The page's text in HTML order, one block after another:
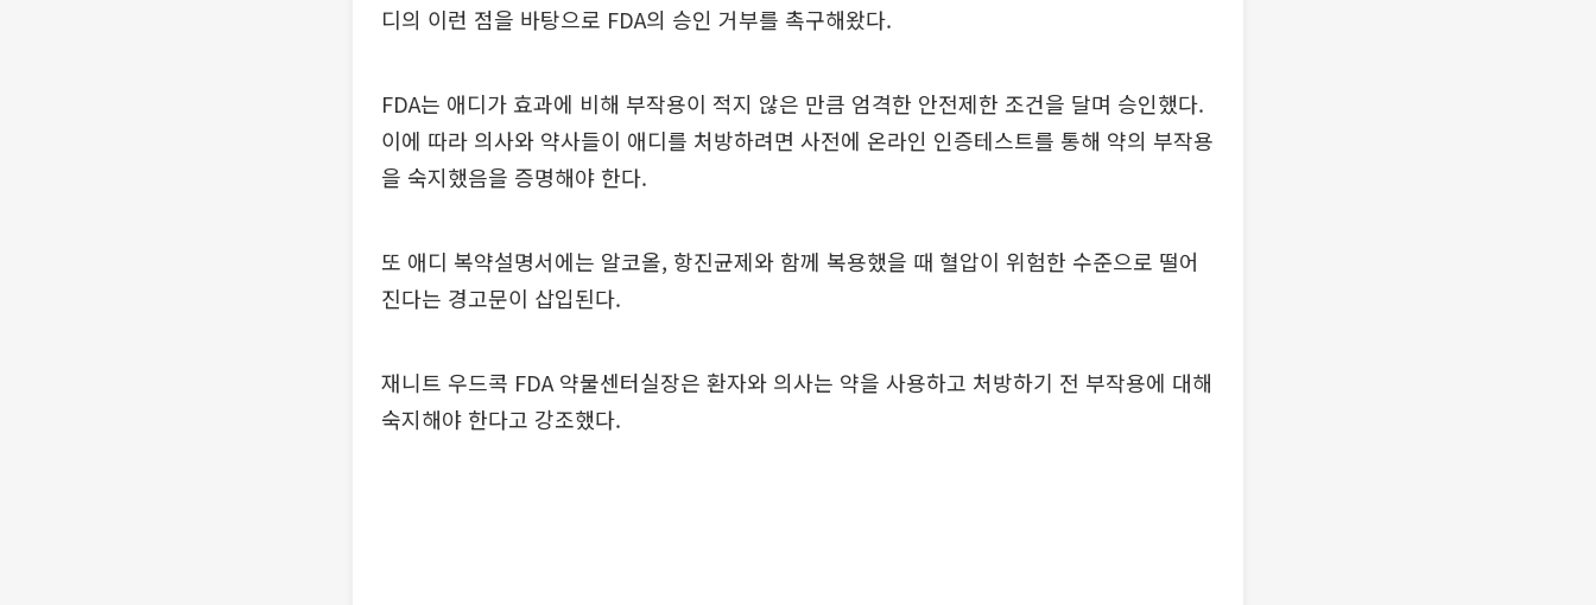
디의 이런 점을 바탕으로 FDA의 승인 거부를 촉구해왔다.
FDA는 애디가 효과에 비해 부작용이 적지 않은 만큼 엄격한 안전제한 조건을 달며 승인했다.
이에 따라 의사와 약사들이 애디를 처방하려면 사전에 온라인 인증테스트를 통해 약의 부작용
을 숙지했음을 증명해야 한다.
또 애디 복약설명서에는 알코올, 항진균제와 함께 복용했을 때 혈압이 위험한 수준으로 떨어
진다는 경고문이 삽입된다.
재니트 우드콕 FDA 약물센터실장은 환자와 의사는 약을 사용하고 처방하기 전 부작용에 대해
숙지해야 한다고 강조했다.